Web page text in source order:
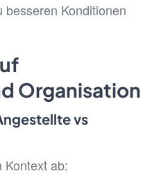
Konditionen
Organisation
vs
Kontext ab: